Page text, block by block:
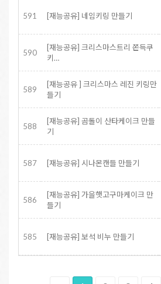
591 [재능공유] 네임키링 만들기
590
[재능공유] 크리스마스트리 쫀득쿠
키…
589
[재능공유 ] 크리스마스 레진 키링만
들기
588
[재능공유] 곰돌이 산타케이크 만들
기
587 [재능공유] 시나몬캔들 만들기
586
[재능공유] 가을햇고구마케이크 만
들기
585 [재능공유] 보석 비누 만들기